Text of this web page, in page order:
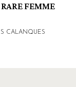
FEMME
CALANQUES